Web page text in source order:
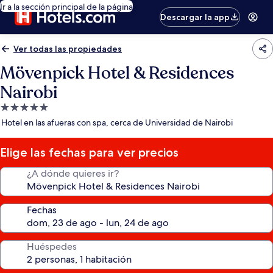
Ir a la sección principal de la página
Descargar la app
Ver todas las propiedades
Mövenpick Hotel & Residences
Nairobi
Propiedad
de
estrellas
Hotel en las afueras con spa, cerca de Universidad de Nairobi
Elige las fechas para ver precios
¿A dónde quieres ir?
Fechas
Huéspedes